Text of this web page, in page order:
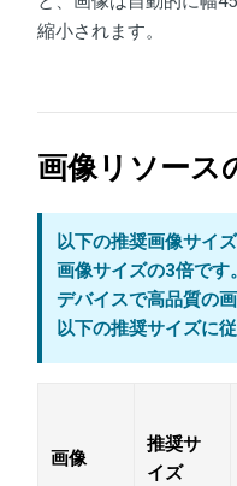
縮小されます。
画像リソース
以下の推奨画像サイ
画像サイズの3倍で
デバイスで高品質の
以下の推奨サイズに
画像
推奨サ
イズ